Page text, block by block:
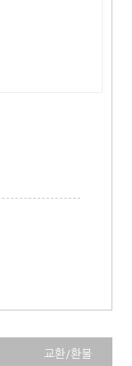
교환/환불